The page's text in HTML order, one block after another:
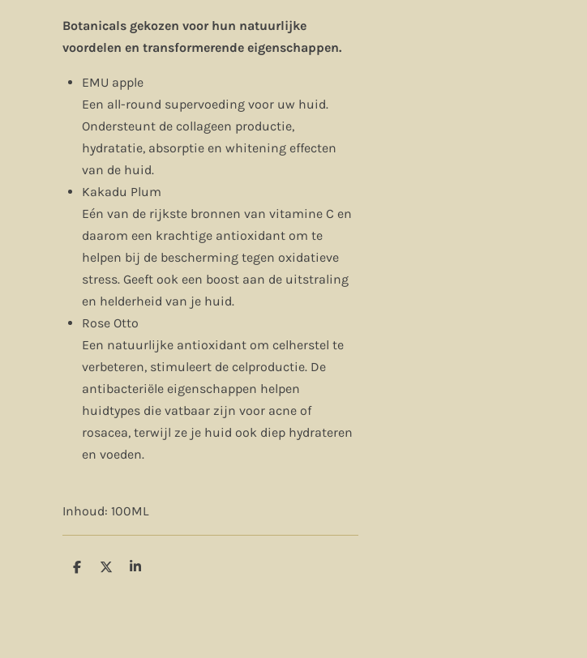
Botanicals gekozen voor hun natuurlijke
voordelen en transformerende eigenschappen.
EMU apple
Een all-round supervoeding voor uw huid.
Ondersteunt de collageen productie,
hydratatie, absorptie en whitening effecten
van de huid.
Kakadu Plum
Eén van de rijkste bronnen van vitamine C en
daarom een krachtige antioxidant om te
helpen bij de bescherming tegen oxidatieve
stress. Geeft ook een boost aan de uitstraling
en helderheid van je huid.
Rose Otto
Een natuurlijke antioxidant om celherstel te
verbeteren, stimuleert de celproductie. De
antibacteriële eigenschappen helpen
huidtypes die vatbaar zijn voor acne of
rosacea, terwijl ze je huid ook diep hydrateren
en voeden.
Inhoud: 100ML
D
D
S